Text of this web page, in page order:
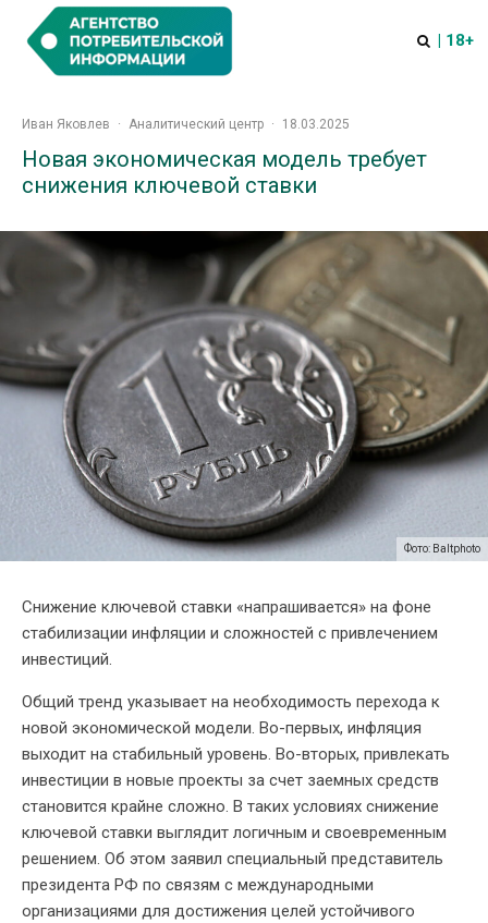
| 18+
Иван Яковлев · Аналитический центр · 18.03.2025
Новая экономическая модель требует
снижения ключевой ставки
Фото: Baltphoto
Снижение ключевой ставки «напрашивается» на фоне
стабилизации инфляции и сложностей с привлечением
инвестиций.
Общий тренд указывает на необходимость перехода к
новой экономической модели. Во-первых, инфляция
выходит на стабильный уровень. Во-вторых, привлекать
инвестиции в новые проекты за счет заемных средств
становится крайне сложно. В таких условиях снижение
ключевой ставки выглядит логичным и своевременным
решением. Об этом заявил специальный представитель
президента РФ по связям с международными
организациями для достижения целей устойчивого